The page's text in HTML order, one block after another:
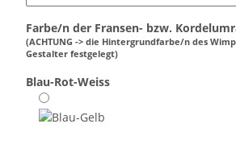
Farbe/n der Fransen- bzw.
(ACHTUNG -> die Hintergrundfarbe/n des
Gestalter festgelegt)
Blau-Rot-Weiss